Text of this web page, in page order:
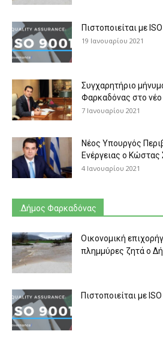
Πιστοποιείται με
19 Ιανουαρίου 2021
Συγχαρητήριο
Φαρκαδόνας στο
7 Ιανουαρίου 2021
Νέος Υπουργός
Ενέργειας ο Κώστας
4 Ιανουαρίου 2021
.Δήμος Φαρκαδόνας
Οικονομική
πλημμύρες ζητά ο
Πιστοποιείται με